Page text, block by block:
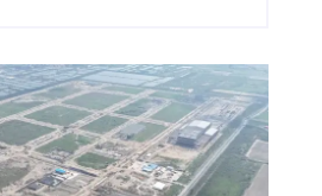
具停車、景觀、防災與人本設
更於「2026國家卓越建設
質獎、1項優質獎，再次展現
公共建設的卓越成果，也獲得
。